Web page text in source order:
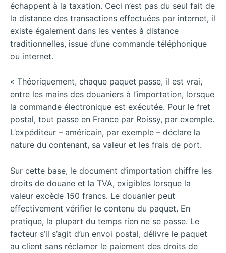
échappent à la taxation. Ceci n’est pas du seul fait de
la distance des transactions effectuées par internet, il
existe également dans les ventes à distance
traditionnelles, issue d’une commande téléphonique
ou internet.
« Théoriquement, chaque paquet passe, il est vrai,
entre les mains des douaniers à l’importation, lorsque
la commande électronique est exécutée. Pour le fret
postal, tout passe en France par Roissy, par exemple.
L’expéditeur – américain, par exemple – déclare la
nature du contenant, sa valeur et les frais de port.
Sur cette base, le document d’importation chiffre les
droits de douane et la TVA, exigibles lorsque la
valeur excède 150 francs. Le douanier peut
effectivement vérifier le contenu du paquet. En
pratique, la plupart du temps rien ne se passe. Le
facteur s’il s’agit d’un envoi postal, délivre le paquet
au client sans réclamer le paiement des droits de